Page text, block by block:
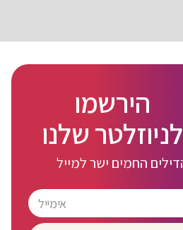
הירשמו
לניוזלטר שלנו